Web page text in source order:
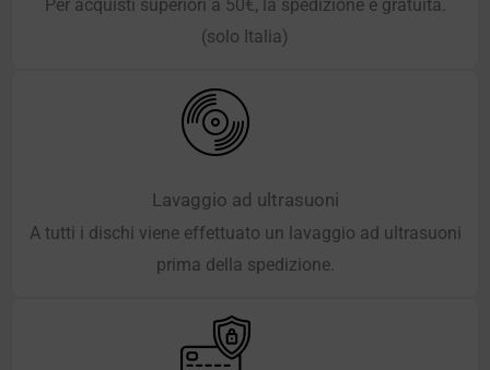
Per acquisti superiori a 50€, la spedizione è gratuita.
(solo Italia)
Lavaggio ad ultrasuoni
A tutti i dischi viene effettuato un lavaggio ad ultrasuoni
prima della spedizione.